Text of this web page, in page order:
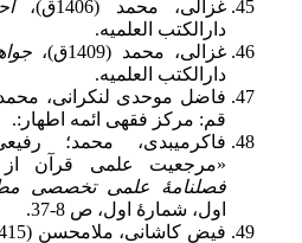
غزالی، محمد (1406ق)،
دارالکتب العلمیه.
غزالی، محمد (1409ق)،
دارالکتب العلمیه.
فاضل موحدی لنکرانی، محمد
قم: مرکز فقهی ائمه اطهار:.
«مرجعیت ‌علمی قرآن از
فصلنامۀ علمی تخصصی
اول، شمارۀ اول، ص 8-37.
فیض کاشانی، ملامحسن (1415ق)،